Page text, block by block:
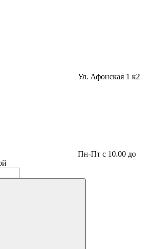
Ул. Афонская 1 к2
Пн-Пт с 10.00 до